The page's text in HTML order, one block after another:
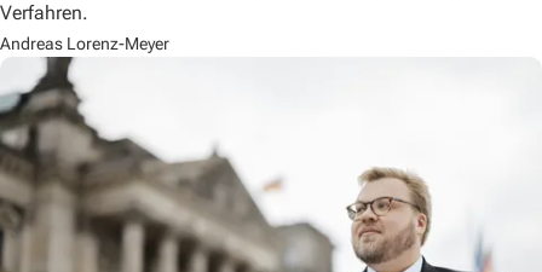
Verfahren.
Andreas Lorenz-Meyer